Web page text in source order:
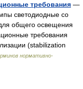
требования —
светодиодные со
общего освещения
требования
(stabilization
нормативно-